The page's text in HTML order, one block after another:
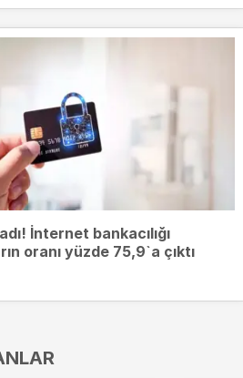
İnternet bankacılığı
oranı yüzde 75,9`a çıktı